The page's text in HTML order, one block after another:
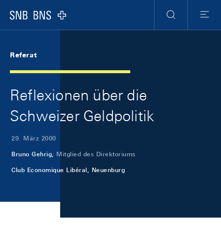
Logo
Suche
Menu
Referat
Reflexionen über die
Schweizer Geldpolitik
29. März 2000
Bruno Gehrig, Mitglied des Direktoriums
Club Economique Libéral, Neuenburg